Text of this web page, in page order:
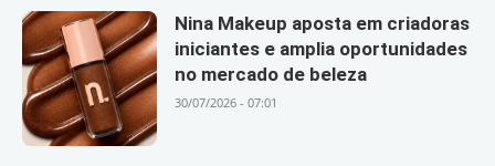
Nina Makeup aposta em criadoras
iniciantes e amplia oportunidades
no mercado de beleza
30/07/2026 - 07:01